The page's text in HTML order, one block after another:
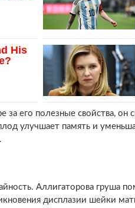
за его полезные свойства, он
улучшает память и
Аллигаторова груша
дисплазии шейки